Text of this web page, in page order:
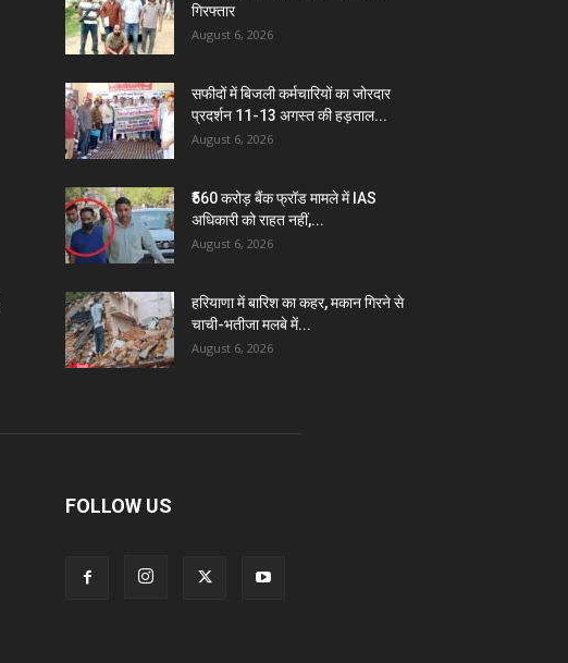
गिरफ्तार
August 6, 2026
सफीदों में बिजली कर्मचारियों का जोरदार
प्रदर्शन 11-13 अगस्त की हड़ताल...
August 6, 2026
₹560 करोड़ बैंक फ्रॉड मामले में IAS
अधिकारी को राहत नहीं,...
August 6, 2026
हरियाणा में बारिश का कहर, मकान गिरने से
चाची-भतीजा मलबे में...
August 6, 2026
FOLLOW US